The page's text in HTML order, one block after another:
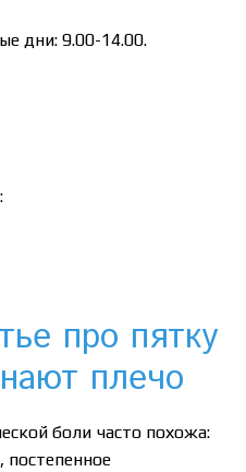
дни: 9.00-14.00.
про пятку
плечо
боли часто похожа: